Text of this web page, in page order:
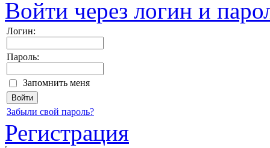
Войти через логин и
Логин:
Пароль:
Запомнить меня
Забыли свой пароль?
Регистрация